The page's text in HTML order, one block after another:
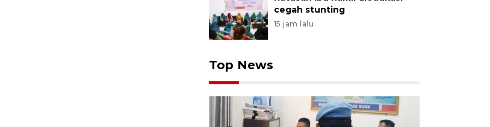
cegah stunting
15 jam lalu
Top News